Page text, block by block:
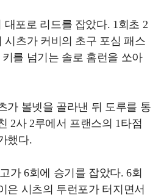
포로 리드를 잡았다. 1회초 2
시츠가 커비의 초구 포심 패스
를 넘기는 솔로 홈런을 쏘아
가 볼넷을 골라낸 뒤 도루를 통
2사 2루에서 프랜스의 1타점
했다.
가 6회에 승기를 잡았다. 6회
은 시츠의 투런포가 터지면서